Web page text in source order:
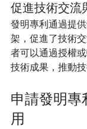
促進技術交流
發明專利通過提
架，促進了技術
者可以通過授權
技術成果，推動技
申請發明專
用